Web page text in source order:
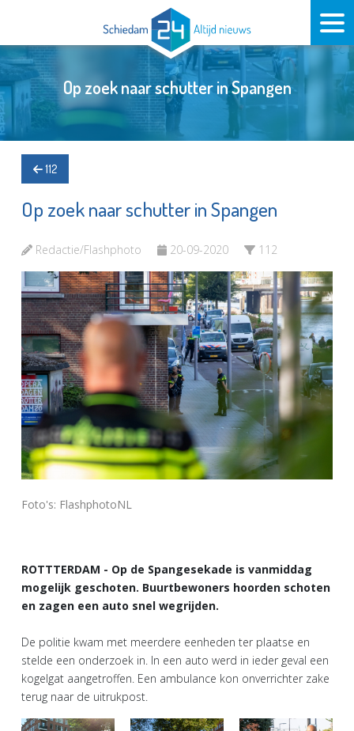
Op zoek naar schutter in Spangen
112
Op zoek naar schutter in Spangen
Redactie/Flashphoto 20-09-2020 112
Foto's: FlashphotoNL
ROTTTERDAM - Op de Spangesekade is vanmiddag
mogelijk geschoten. Buurtbewoners hoorden schoten
en zagen een auto snel wegrijden.
De politie kwam met meerdere eenheden ter plaatse en
stelde een onderzoek in. In een auto werd in ieder geval een
kogelgat aangetroffen. Een ambulance kon onverrichter zake
terug naar de uitrukpost.